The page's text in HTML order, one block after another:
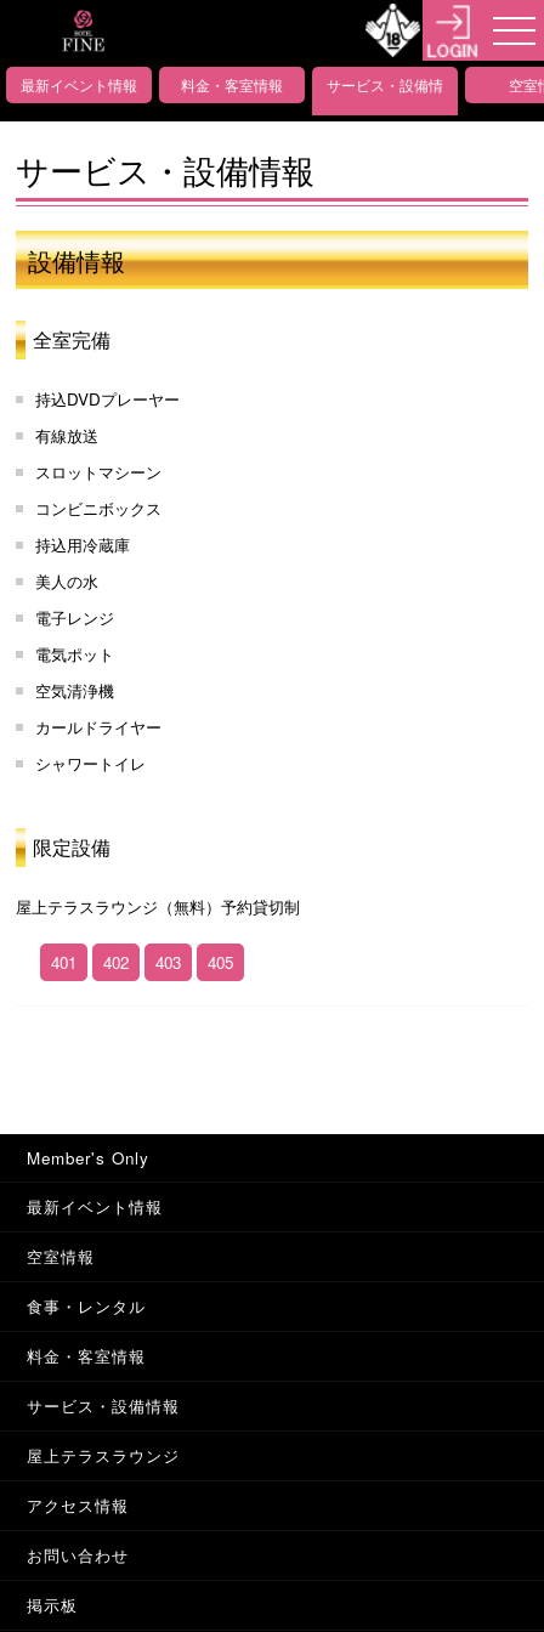
最新イベント情報 料金・客室情報
サービス・設備情
報
空室
サービス・設備情報
設備情報
全室完備
持込DVDプレーヤー
有線放送
スロットマシーン
コンビニボックス
持込用冷蔵庫
美人の水
電子レンジ
電気ポット
空気清浄機
カールドライヤー
シャワートイレ
限定設備
屋上テラスラウンジ（無料）予約貸切制
401 402 403 405
Member's Only
最新イベント情報
空室情報
食事・レンタル
料金・客室情報
サービス・設備情報
屋上テラスラウンジ
アクセス情報
お問い合わせ
掲示板